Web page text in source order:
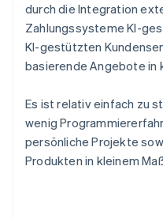
durch die Integration
Zahlungssysteme KI-
KI-gestützten
basierende Angebote in
Es ist relativ einfach zu
wenig
persönliche Projekte
Produkten in kleinem